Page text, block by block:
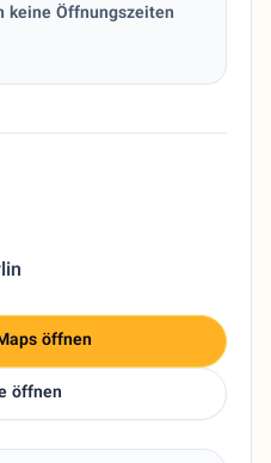
keine Öffnungszeiten
öffnen
öffnen